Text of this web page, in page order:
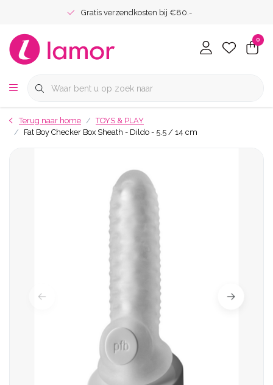
Gratis verzendkosten bij €80.-
0
Terug naar home
TOYS & PLAY
Fat Boy Checker Box Sheath - Dildo - 5.5 / 14 cm